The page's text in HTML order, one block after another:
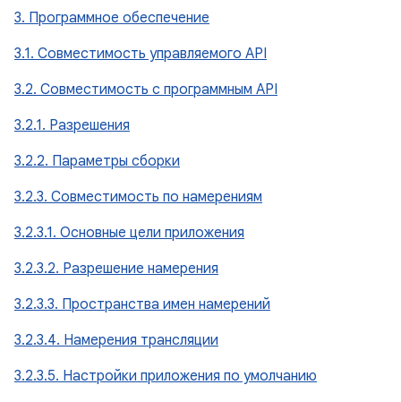
3. Программное обеспечение
3.1. Совместимость управляемого API
3.2. Совместимость с программным API
3.2.1. Разрешения
3.2.2. Параметры сборки
3.2.3. Совместимость по намерениям
3.2.3.1. Основные цели приложения
3.2.3.2. Разрешение намерения
3.2.3.3. Пространства имен намерений
3.2.3.4. Намерения трансляции
3.2.3.5. Настройки приложения по умолчанию